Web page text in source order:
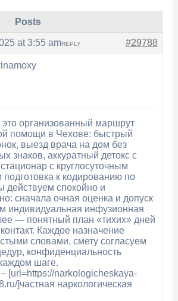
Posts
at 3:55 am #29788
REPLY
организованный маршрут
помощи в Чехове: быстрый
выезд врача на дом без
знаков, аккуратный детокс с
с круглосуточным
к кодированию по
действуем спокойно и
сначала очная оценка и допуск
индивидуальная инфузионная
— понятный план «тихих» дней
Каждое назначение
словами, смету согласуем
конфиденциальность
шаге.
[url=https://narkologicheskaya-
]частная наркологическая